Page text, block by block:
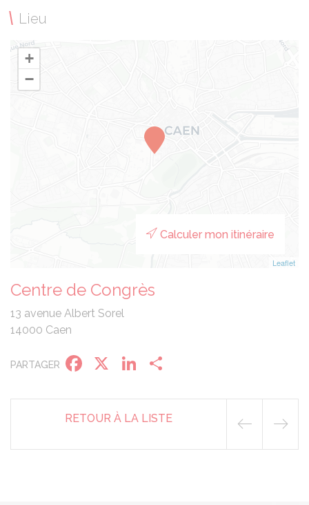
Lieu
+
−
Leaflet
Calculer mon itinéraire
Centre de Congrès
13 avenue Albert Sorel
14000 Caen
PARTAGER Facebook
X LinkedIn
RETOUR À LA LISTE